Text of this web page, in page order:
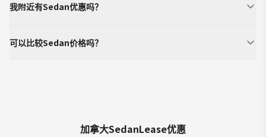
我附近有Sedan优惠吗？
可以比较Sedan价格吗？
加拿大SedanLease优惠